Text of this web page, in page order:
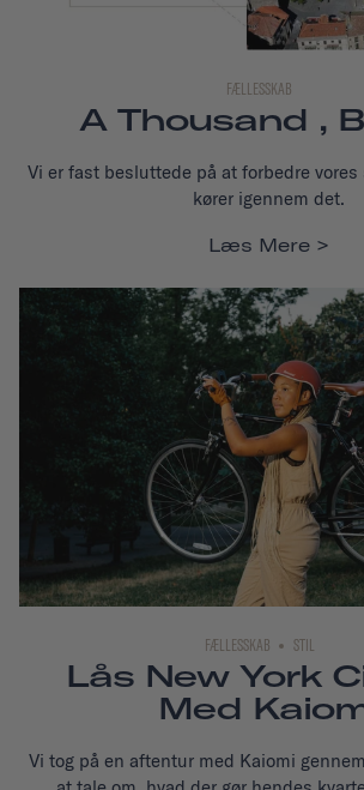
FÆLLESSKAB
A Thousand ,
Vi er fast besluttede på at forbedre
kører igennem det.
Læs Mere
FÆLLESSKAB STIL
Lås New York
Med
Vi tog på en aftentur med Kaiomi